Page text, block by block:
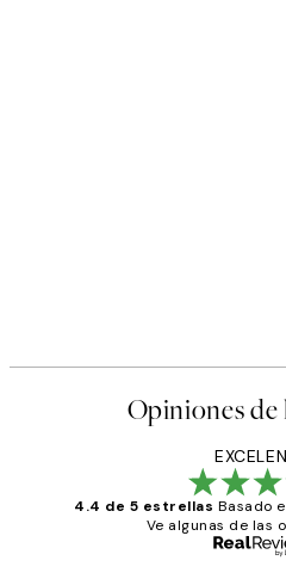
Opiniones de
4.4 de 5 estrellas Basado
Ve algunas de las